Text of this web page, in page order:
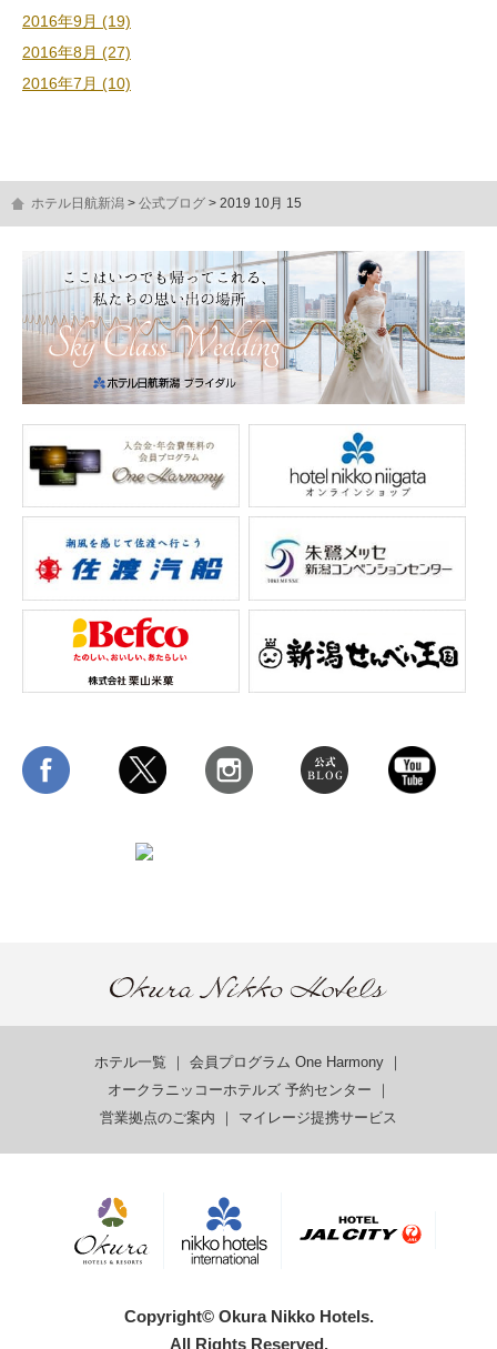
2016年9月 (19)
2016年8月 (27)
2016年7月 (10)
ホテル日航新潟 公式ブログ 2019 10月 15
ホテル一覧 ｜ 会員プログラム One Harmony ｜
オークラニッコーホテルズ 予約センター ｜
営業拠点のご案内 ｜ マイレージ提携サービス
Copyright© Okura Nikko Hotels.
All Rights Reserved.